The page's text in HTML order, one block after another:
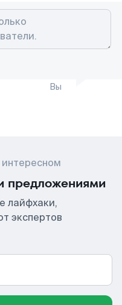
Вы
предложениями
лайфхаки,
экспертов